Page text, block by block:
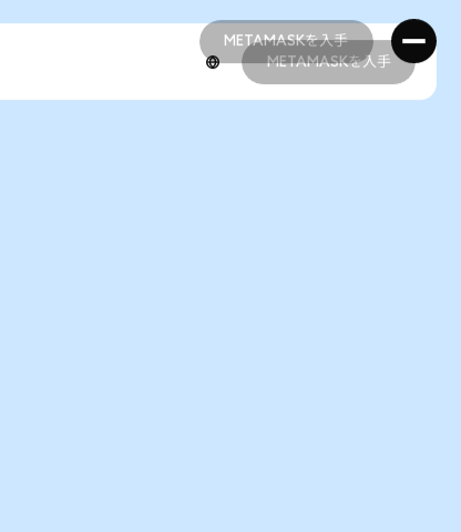
METAMASKを入手
METAMASKを入手
METAMASKを入手